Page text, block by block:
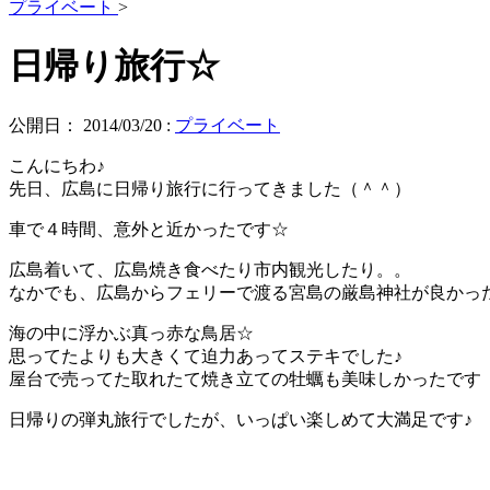
プライベート >
日帰り旅行☆
公開日： 2014/03/20 : プライベート
こんにちわ♪
先日、広島に日帰り旅行に行ってきました（＾＾）
車で４時間、意外と近かったです☆
広島着いて、広島焼き食べたり市内観光したり。。
なかでも、広島からフェリーで渡る宮島の厳島神社が良かっ
海の中に浮かぶ真っ赤な鳥居☆
思ってたよりも大きくて迫力あってステキでした♪
屋台で売ってた取れたて焼き立ての牡蠣も美味しかったです
日帰りの弾丸旅行でしたが、いっぱい楽しめて大満足です♪